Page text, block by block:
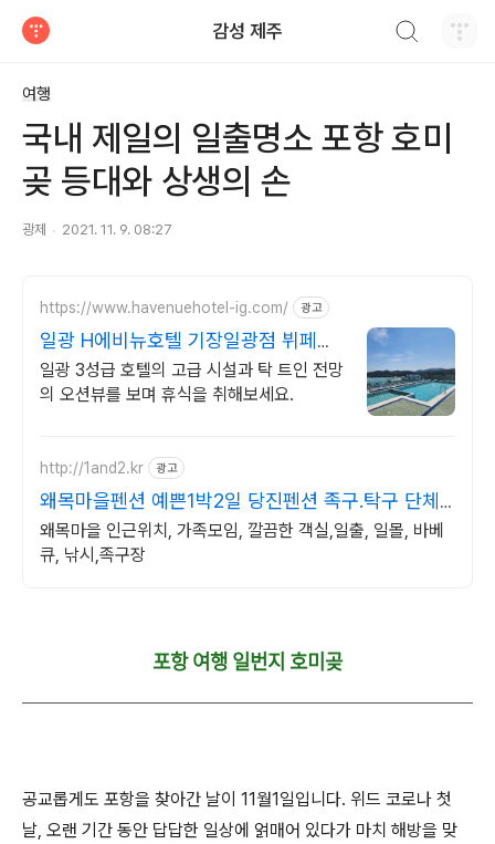
감성 제주
여행
국내 제일의 일출명소 포항 호미
곶 등대와 상생의 손
광제 2021. 11. 9. 08:27
https://www.havenuehotel-ig.com/ 광고
일광 H에비뉴호텔 기장일광점 뷔페식
조식 운영 중
일광 3성급 호텔의 고급 시설과 탁 트인 전망
의 오션뷰를 보며 휴식을 취해보세요.
http://1and2.kr 광고
왜목마을펜션 예쁜1박2일 당진펜션 족구.탁구 단체
환영
왜목마을 인근위치, 가족모임, 깔끔한 객실,일출, 일몰, 바베
큐, 낚시,족구장
포항 여행 일번지 호미곶
공교롭게도 포항을 찾아간 날이 11월1일입니다. 위드 코로나 첫
날, 오랜 기간 동안 답답한 일상에 얽매어 있다가 마치 해방을 맞